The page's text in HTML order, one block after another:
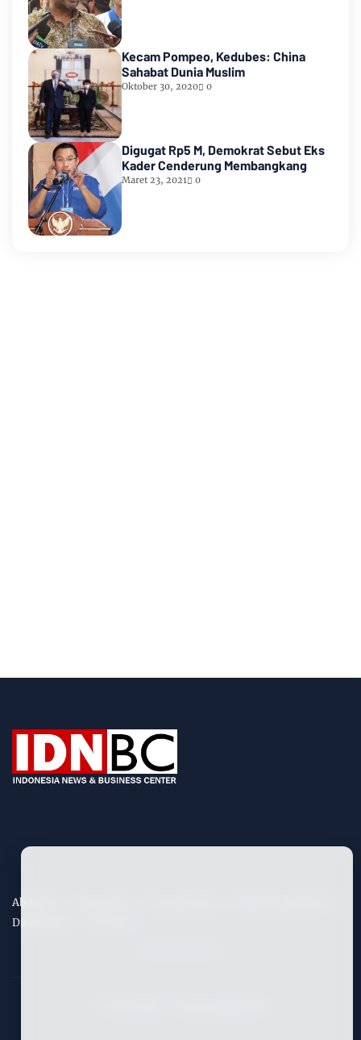
Kecam Pompeo, Kedubes: China
Sahabat Dunia Muslim
Oktober 30, 2020 0
Digugat Rp5 M, Demokrat Sebut Eks
Kader Cenderung Membangkang
Maret 23, 2021 0
About Us
Disclaimers